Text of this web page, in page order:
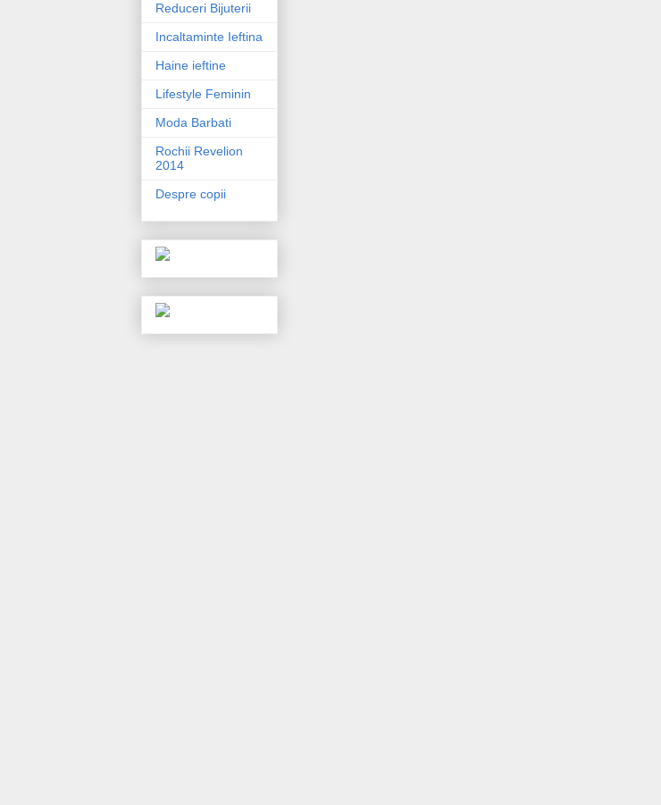
Reduceri Bijuterii
Incaltaminte Ieftina
Haine ieftine
Lifestyle Feminin
Moda Barbati
Rochii Revelion
2014
Despre copii